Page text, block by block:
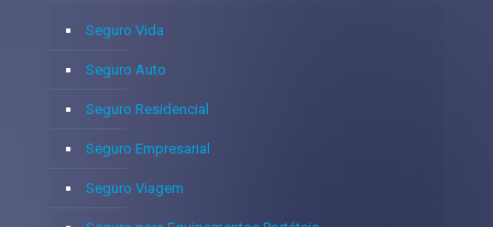
Seguro Vida
Seguro Auto
Seguro Residencial
Seguro Empresarial
Seguro Viagem